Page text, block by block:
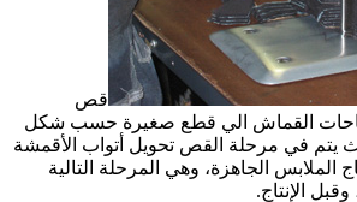
قص
القماش الي قطع صغيرة حسب شكل
يتم في مرحلة القص تحويل أتواب الأقمشة
الملابس الجاهزة، وهي المرحلة التالية
الإنتاج.